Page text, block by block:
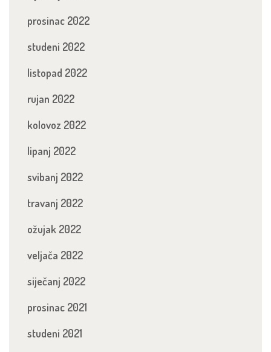
prosinac 2022
studeni 2022
listopad 2022
rujan 2022
kolovoz 2022
lipanj 2022
svibanj 2022
travanj 2022
ožujak 2022
veljača 2022
siječanj 2022
prosinac 2021
studeni 2021